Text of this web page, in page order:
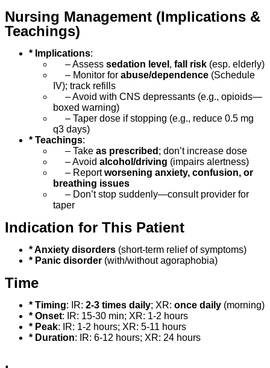
Nursing Management (Implications &
Teachings)
* Implications:
– Assess sedation level , fall risk (esp. elderly)
– Monitor for abuse/dependence (Schedule
IV); track refills
– Avoid with CNS depressants (e.g., opioids—
boxed warning)
– Taper dose if stopping (e.g., reduce 0.5 mg
q3 days)
* Teachings:
– Take as prescribed ; don’t increase dose
– Avoid alcohol/driving (impairs alertness)
– Reportworsening anxiety, confusion, or
breathing issues
– Don’t stop suddenly—consult provider for
taper
Indication for This Patient
* Anxiety disorders (short-term relief of symptoms)
* Panic disorder (with/without agoraphobia)
Time
* Timing: IR: 2-3 times daily; XR: once daily (morning)
* Onset: IR: 15-30 min; XR: 1-2 hours
* Peak: IR: 1-2 hours; XR: 5-11 hours
* Duration: IR: 6-12 hours; XR: 24 hours